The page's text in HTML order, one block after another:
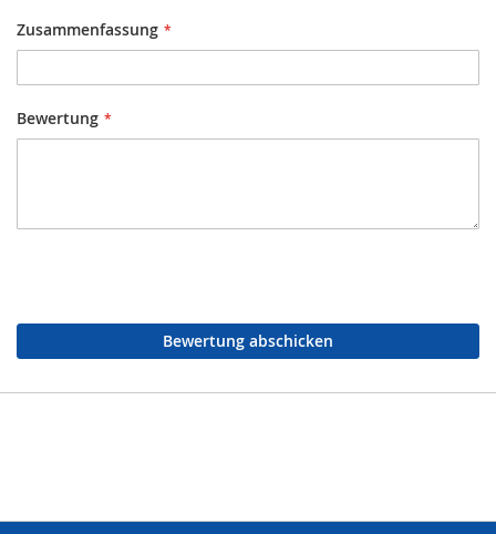
Zusammenfassung
Bewertung
Bewertung abschicken